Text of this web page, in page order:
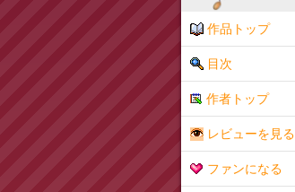
作品トップ
目次
作者トップ
レビューを見る
ファンになる